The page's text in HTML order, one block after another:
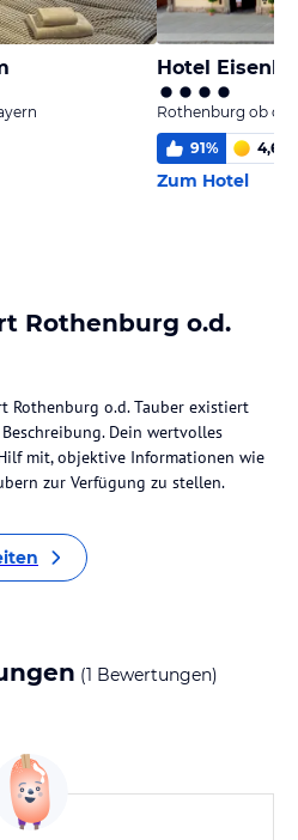
Hotel
Rothenburg ob der
91% 4,6
Zum Hotel
Rothenburg o.d.
Rothenburg o.d. Tauber existiert
Dein wertvolles
mit, objektive Informationen wie
zur Verfügung zu stellen.
(1 Bewertungen)